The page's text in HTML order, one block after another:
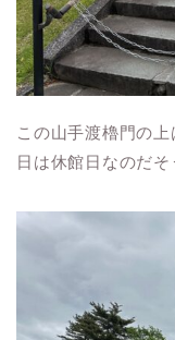
この山手渡櫓門の
日は休館日なのだそ